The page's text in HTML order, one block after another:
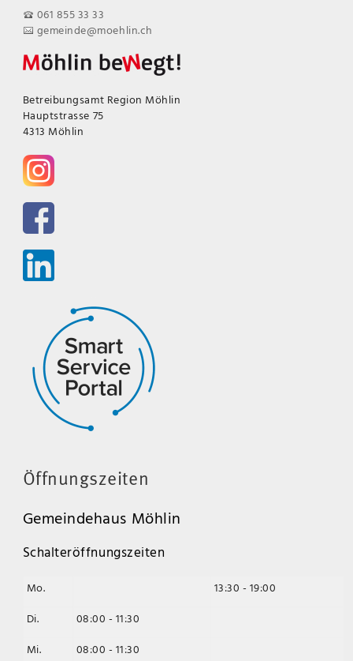
061 855 33 33
gemeinde@moehlin.ch
Betreibungsamt Region Möhlin
Hauptstrasse 75
4313 Möhlin
Öffnungszeiten
Gemeindehaus Möhlin
Schalteröffnungszeiten
Mo.
13:30 - 19:00
Di.
08:00 - 11:30
Mi.
08:00 - 11:30